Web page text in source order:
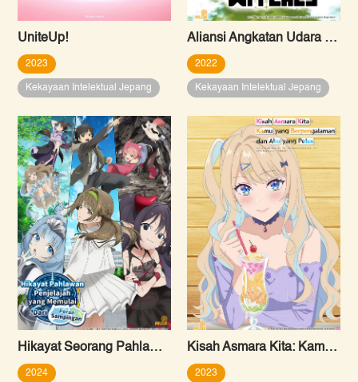
UniteUp!
2023
Kekayaan Intelektual Jepang
Aliansi Angkatan Udara Idol Penyihir Luminous Witches
2022
Kekayaan Intelektual Jepang
Hikayat Seorang Pahlawan Penjelajah yang Memulai Dari Peran Sampingan
2024
Kisah Asmara Kita: Kamu yang Berpengalaman dan Aku yang Polos
2023